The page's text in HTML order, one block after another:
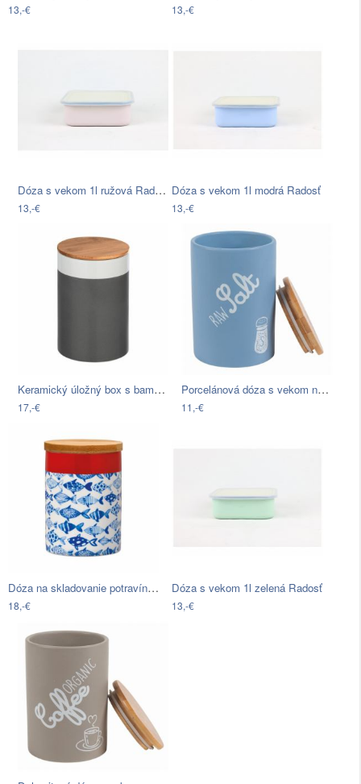
13,-€ 13,-€
Dóza s vekom 1l ružová Radosť
13,-€
Dóza s vekom 1l modrá Radosť
13,-€
Keramický úložný box s bambusovým vekom…
17,-€
Porcelánová dóza s vekom na soľ z…
11,-€
Dóza na skladovanie potravín s…
18,-€
Dóza s vekom 1l zelená Radosť
13,-€